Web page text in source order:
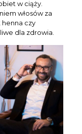
w ciąży.
włosów za
czy
dla zdrowia.